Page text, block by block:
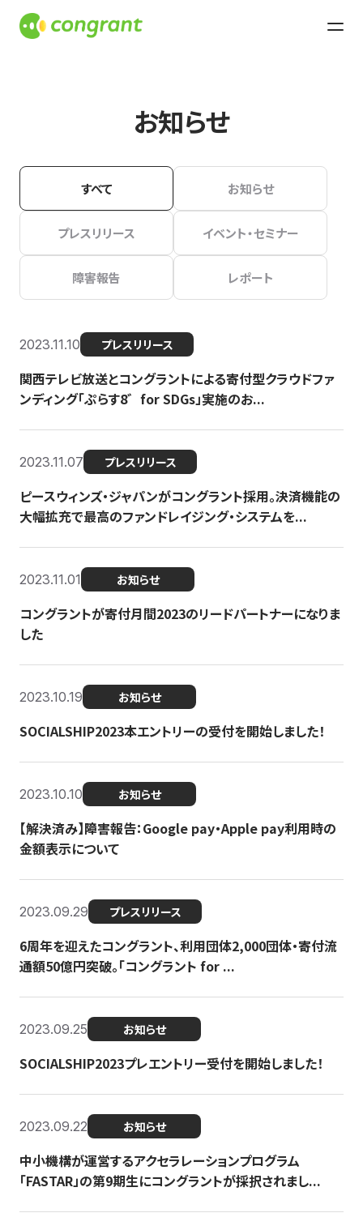
お知らせ
すべて お知らせ
プレスリリース イベント・セミナー
障害報告 レポート
2023.11.10 プレスリリース
関西テレビ放送とコングラントによる寄付型クラウドファ
ンディング「ぷらす8゛for SDGs」実施のお...
2023.11.07 プレスリリース
ピースウィンズ・ジャパンがコングラント採用。決済機能の
大幅拡充で最高のファンドレイジング・システムを...
2023.11.01 お知らせ
コングラントが寄付月間2023のリードパートナーになりま
した
2023.10.19 お知らせ
SOCIALSHIP2023本エントリーの受付を開始しました！
2023.10.10 お知らせ
【解決済み】障害報告：Google pay・Apple pay利用時の
金額表示について
2023.09.29 プレスリリース
6周年を迎えたコングラント、利用団体2,000団体・寄付流
通額50億円突破。「コングラント for ...
2023.09.25 お知らせ
SOCIALSHIP2023プレエントリー受付を開始しました！
2023.09.22 お知らせ
中小機構が運営するアクセラレーションプログラム
「FASTAR」の第9期生にコングラントが採択されまし...